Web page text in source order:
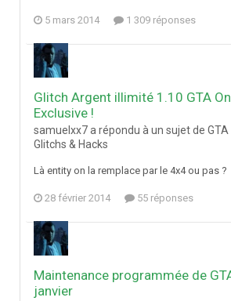
5 mars 2014 1 309 réponses
Glitch Argent illimité 1.10 GTA
Exclusive !
samuelxx7 a répondu à un sujet de GTA
Glitchs & Hacks
Là entity on la remplace par le 4x4 ou pas ?
28 février 2014 55 réponses
Maintenance programmée de
janvier